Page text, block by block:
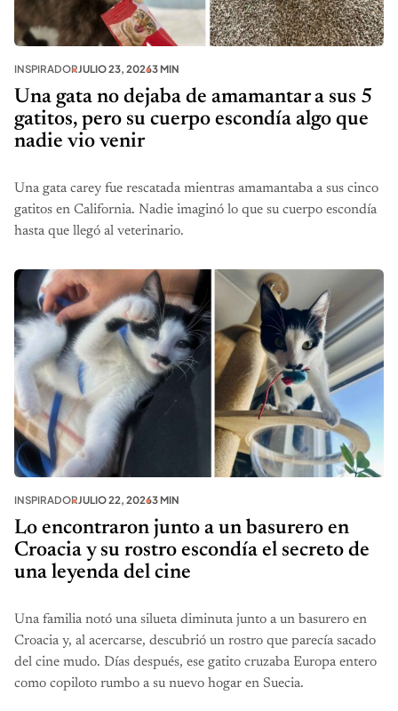
INSPIRADORJULIO 23, 20263 MIN
Una gata no dejaba de amamantar a sus 5
gatitos, pero su cuerpo escondía algo que
nadie vio venir
Una gata carey fue rescatada mientras amamantaba a sus cinco
gatitos en California. Nadie imaginó lo que su cuerpo escondía
hasta que llegó al veterinario.
INSPIRADORJULIO 22, 20263 MIN
Lo encontraron junto a un basurero en
Croacia y su rostro escondía el secreto de
una leyenda del cine
Una familia notó una silueta diminuta junto a un basurero en
Croacia y, al acercarse, descubrió un rostro que parecía sacado
del cine mudo. Días después, ese gatito cruzaba Europa entero
como copiloto rumbo a su nuevo hogar en Suecia.